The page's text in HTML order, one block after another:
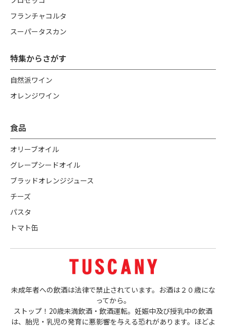
フランチャコルタ
スーパータスカン
特集からさがす
自然派ワイン
オレンジワイン
食品
オリーブオイル
グレープシードオイル
ブラッドオレンジジュース
チーズ
パスタ
トマト缶
未成年者への飲酒は法律で禁止されています。お酒は２０歳にな
ってから。
ストップ！20歳未満飲酒・飲酒運転。妊娠中及び授乳中の飲酒
は、胎児・乳児の発育に悪影響を与える恐れがあります。ほどよ